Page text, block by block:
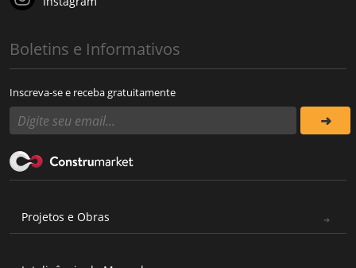
Boletins e Informativos
Inscreva-se e receba gratuitamente
Projetos e Obras